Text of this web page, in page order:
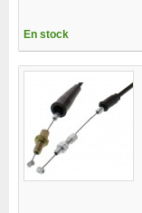
En stock